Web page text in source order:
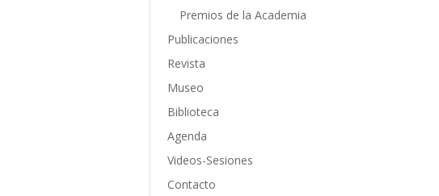
Premios de la Academia
Publicaciones
Revista
Museo
Biblioteca
Agenda
Videos-Sesiones
Contacto